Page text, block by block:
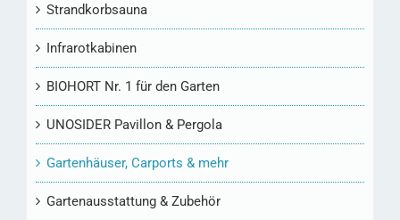
Strandkorbsauna
Infrarotkabinen
BIOHORT Nr. 1 für den Garten
UNOSIDER Pavillon & Pergola
Gartenhäuser, Carports & mehr
Gartenausstattung & Zubehör